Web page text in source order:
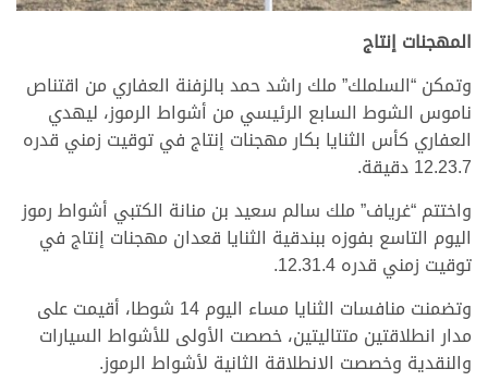
المهجنات إنتاج
وتمكن “السلملك” ملك راشد حمد بالزفنة العفاري من اقتناص
ناموس الشوط السابع الرئيسي من أشواط الرموز، ليهدي
العفاري كأس الثنايا بكار مهجنات إنتاج في توقيت زمني قدره
12.23.7 دقيقة.
واختتم “غرياف” ملك سالم سعيد بن منانة الكتبي أشواط رموز
اليوم التاسع بفوزه ببندقية الثنايا قعدان مهجنات إنتاج في
توقيت زمني قدره 12.31.4.
وتضمنت منافسات الثنايا مساء اليوم 14 شوطا، أقيمت على
مدار انطلاقتين متتاليتين، خصصت الأولى للأشواط السيارات
والنقدية وخصصت الانطلاقة الثانية لأشواط الرموز.